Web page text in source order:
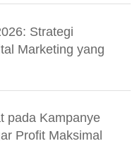
Strategi
Marketing yang
pada Kampanye
Profit Maksimal